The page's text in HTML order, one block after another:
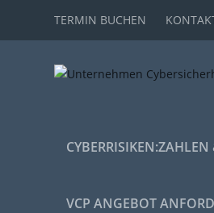
TERMIN BUCHEN
CYBERRISIKEN:ZAHLEN
VCP ANGEBOT